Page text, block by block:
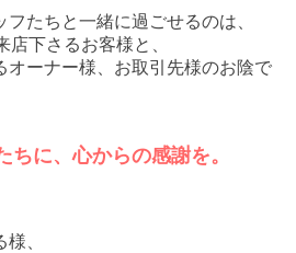
たちと一緒に過ごせるのは、
店下さるお客様と、
オーナー様、お取引先様のお陰で
ちに、心からの感謝を。
、